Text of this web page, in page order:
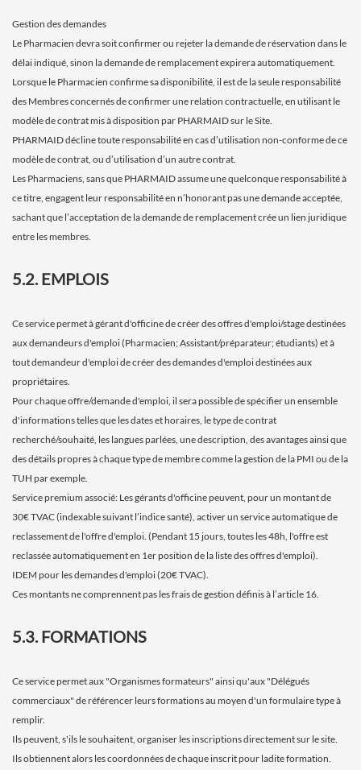
Gestion des demandes
Le Pharmacien devra soit confirmer ou rejeter la demande de réservation dans le
délai indiqué, sinon la demande de remplacement expirera automatiquement.
Lorsque le Pharmacien confirme sa disponibilité, il est de la seule responsabilité
des Membres concernés de confirmer une relation contractuelle, en utilisant le
modèle de contrat mis à disposition par PHARMAID sur le Site.
PHARMAID décline toute responsabilité en cas d’utilisation non-conforme de ce
modèle de contrat, ou d’utilisation d’un autre contrat.
Les Pharmaciens, sans que PHARMAID assume une quelconque responsabilité à
ce titre, engagent leur responsabilité en n’honorant pas une demande acceptée,
sachant que l’acceptation de la demande de remplacement crée un lien juridique
entre les membres.
5.2. EMPLOIS
Ce service permet à gérant d'officine de créer des offres d'emploi/stage destinées
aux demandeurs d'emploi (Pharmacien; Assistant/préparateur; étudiants) et à
tout demandeur d'emploi de créer des demandes d'emploi destinées aux
propriétaires.
Pour chaque offre/demande d'emploi, il sera possible de spécifier un ensemble
d'informations telles que les dates et horaires, le type de contrat
recherché/souhaité, les langues parlées, une description, des avantages ainsi que
des détails propres à chaque type de membre comme la gestion de la PMI ou de la
TUH par exemple.
Service premium associé: Les gérants d'officine peuvent, pour un montant de
30€ TVAC (indexable suivant l’indice santé), activer un service automatique de
reclassement de l'offre d'emploi. (Pendant 15 jours, toutes les 48h, l'offre est
reclassée automatiquement en 1er position de la liste des offres d'emploi).
IDEM pour les demandes d'emploi (20€ TVAC).
Ces montants ne comprennent pas les frais de gestion définis à l’article 16.
5.3. FORMATIONS
Ce service permet aux "Organismes formateurs" ainsi qu'aux "Délégués
commerciaux" de référencer leurs formations au moyen d'un formulaire type à
remplir.
Ils peuvent, s'ils le souhaitent, organiser les inscriptions directement sur le site.
Ils obtiennent alors les coordonnées de chaque inscrit pour ladite formation.